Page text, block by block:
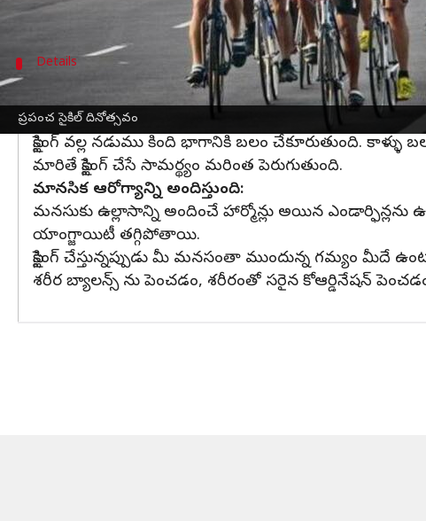
ప్రపంచ సైకిల్ దినోత్సవం
Details
ఫోకస్ ని పెంచే సైక్లింగ్
కాళ్ళకు బలాన్ని చేకూరుస్తుంది
సైక్లింగ్ వల్ల నడుము కింది భాగానికి బలం చేకూరుతుంది.
మారితే సైక్లింగ్ చేసే సామర్థ్యం మరింత పెరుగుతుంది.
మానసిక ఆరోగ్యాన్ని అందిస్తుంది:
మనసుకు ఉల్లాసాన్ని అందించే హార్మోన్లు అయిన ఎండార్ఫిన్లను
యాంగ్జాయిటీ తగ్గిపోతాయి.
సైక్లింగ్ చేస్తున్నప్పుడు మీ మనసంతా ముందున్న గమ్యం మీదే
శరీర బ్యాలన్స్ ను పెంచడం, శరీరంతో సరైన కోఆర్డినేషన్